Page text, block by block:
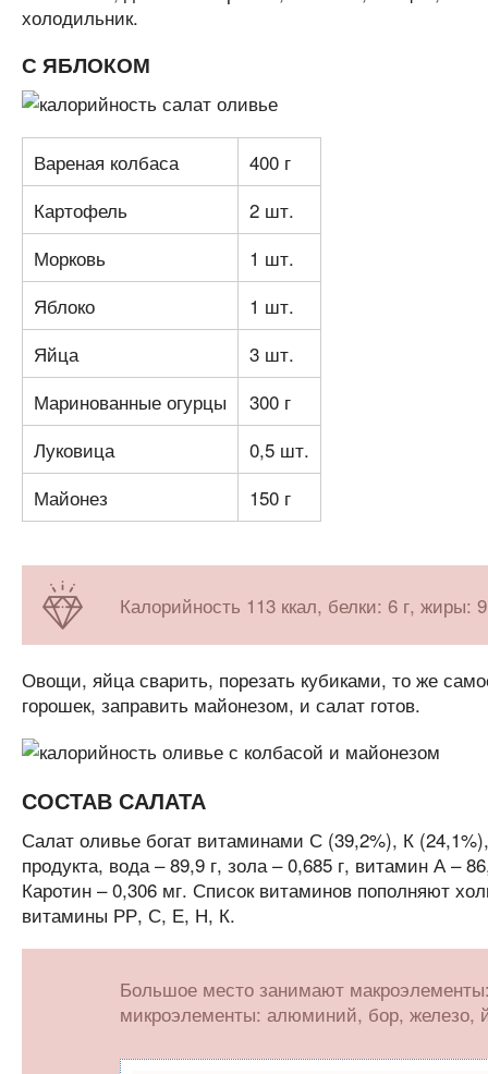
холодильник.
С ЯБЛОКОМ
Вареная колбаса
400 г
Картофель
2 шт.
Морковь
1 шт.
Яблоко
1 шт.
Яйца
3 шт.
Маринованные огурцы
300 г
Луковица
0,5 шт.
Майонез
150 г
Калорийность 113 ккал, белки: 6 г, жиры:
Овощи, яйца сварить, порезать кубиками, то же
горошек, заправить майонезом, и салат готов.
СОСТАВ САЛАТА
Салат оливье богат витаминами С (39,2%), К
продукта, вода – 89,9 г, зола – 0,685 г, витамин А –
Каротин – 0,306 мг. Список витаминов пополняют
витамины РР, С, Е, Н, К.
Большое место занимают
микроэлементы: алюминий, бор, железо,